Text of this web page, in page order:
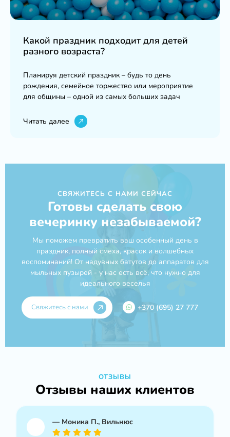
Какой праздник подходит для детей
разного возраста?
Планируя детский праздник – будь то день
рождения, семейное торжество или мероприятие
для общины – одной из самых больших задач
Читать далее
СВЯЖИТЕСЬ С НАМИ СЕЙЧАС
Готовы сделать свою
вечеринку незабываемой?
Мы поможем превратить ваш особенный день в
праздник, полный смеха, красок и волшебных
воспоминаний! От надувных батутов до аппаратов для
мыльных пузырей - у нас есть всё, что нужно для
идеального веселья
Свяжитесь с нами +370 (695) 27 777
ОТЗЫВЫ
Отзывы наших клиентов
— Моника П., Вильнюс